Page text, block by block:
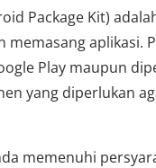
Package Kit)
memasang aplikasi.
Play maupun
yang diperlukan
memenuhi